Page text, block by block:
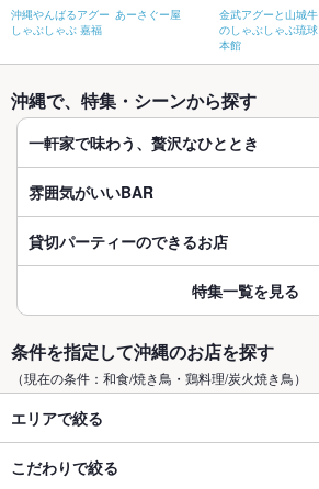
沖縄やんばるアグー
しゃぶしゃぶ 嘉福
あーさぐー屋
金武アグーと山城牛
のしゃぶしゃぶ琉球
本館
沖縄で、特集・シーンから探す
一軒家で味わう、贅沢なひととき
雰囲気がいいBAR
貸切パーティーのできるお店
特集一覧を見る
条件を指定して沖縄のお店を探す
（現在の条件：和食/焼き鳥・鶏料理/炭火焼き鳥）
エリアで絞る
こだわりで絞る